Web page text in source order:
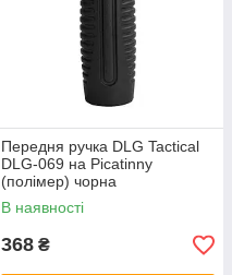
Передня ручка DLG Tactical
DLG-069 на Picatinny
(полімер) чорна
В наявності
368 ₴